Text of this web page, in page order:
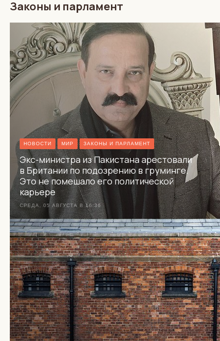
Законы и парламент
НОВОСТИ МИР ЗАКОНЫ И ПАРЛАМЕНТ
Экс-министра из Пакистана арестовали
в Британии по подозрению в груминге.
Это не помешало его политической
карьере
СРЕДА, 05 АВГУСТА В 16:36